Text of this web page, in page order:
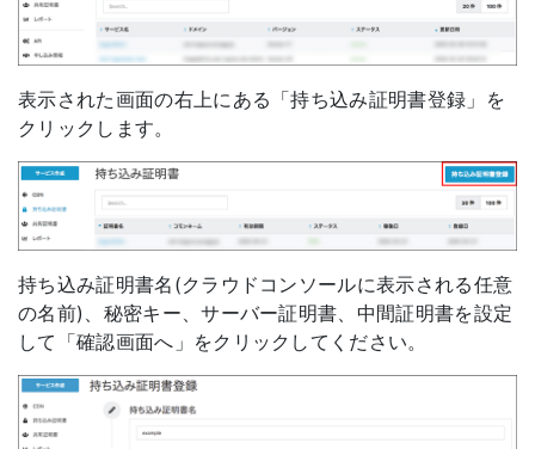
表示された画面の右上にある「持ち込み証明書登録」を
クリックします。
持ち込み証明書名(クラウドコンソールに表示される任意
の名前)、秘密キー、サーバー証明書、中間証明書を設定
して「確認画面へ」をクリックしてください。